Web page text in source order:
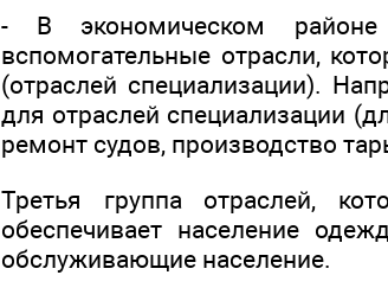
- В экономическом районе
вспомогательные отрасли,
(отраслей специализации).
для отраслей специализации
ремонт судов, производство
Третья группа отраслей,
обеспечивает население
обслуживающие население.